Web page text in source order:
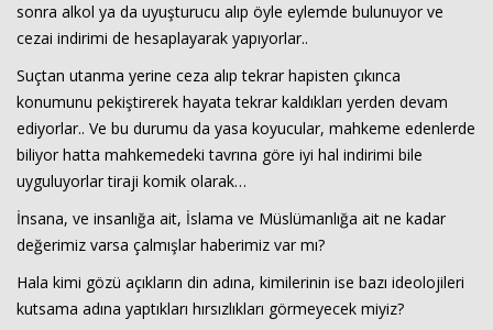
sonra alkol ya da uyuşturucu alıp öyle eylemde bulunuyor ve
cezai indirimi de hesaplayarak yapıyorlar..
Suçtan utanma yerine ceza alıp tekrar hapisten çıkınca
konumunu pekiştirerek hayata tekrar kaldıkları yerden devam
ediyorlar.. Ve bu durumu da yasa koyucular, mahkeme edenlerde
biliyor hatta mahkemedeki tavrına göre iyi hal indirimi bile
uyguluyorlar tiraji komik olarak…
İnsana, ve insanlığa ait, İslama ve Müslümanlığa ait ne kadar
değerimiz varsa çalmışlar haberimiz var mı?
Hala kimi gözü açıkların din adına, kimilerinin ise bazı ideolojileri
kutsama adına yaptıkları hırsızlıkları görmeyecek miyiz?